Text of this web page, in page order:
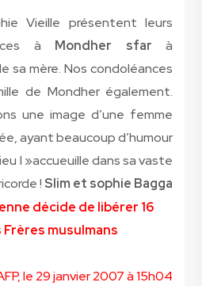
Vieille présentent leurs
à Mondher sfar à
sa mère. Nos condoléances
de Mondher également.
une image d’une femme
ayant beaucoup d’humour
l »accueuille dans sa vaste
! Slim et sophie Bagga
décide de libérer 16
musulmans
le 29 janvier 2007 à 15h04